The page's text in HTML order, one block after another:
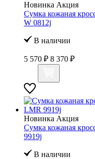
Новинка Акция
Сумка кожаная
W 0812j
В наличии
5 570 ₽ 8 370 ₽
Новинка Акция
Сумка кожаная
9919j
В наличии